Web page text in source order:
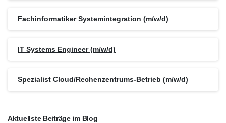
Fachinformatiker Systemintegration (m/w/d)
IT Systems Engineer (m/w/d)
Spezialist Cloud/Rechenzentrums-Betrieb (m/w/d)
Aktuellste Beiträge im Blog